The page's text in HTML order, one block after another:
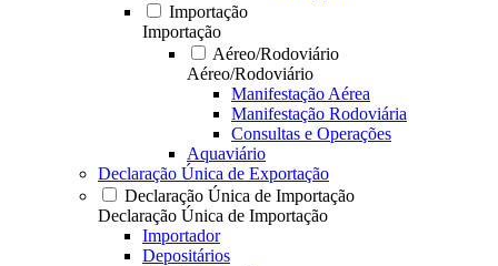
Importação
Importação
Aéreo/Rodoviário
Aéreo/Rodoviário
Manifestação Aérea
Manifestação Rodoviária
Consultas e Operações
Aquaviário
Declaração Única de Exportação
Declaração Única de Importação
Declaração Única de Importação
Importador
Depositários